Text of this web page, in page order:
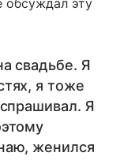
обсуждал эту
свадьбе. Я
я тоже
Я
женился